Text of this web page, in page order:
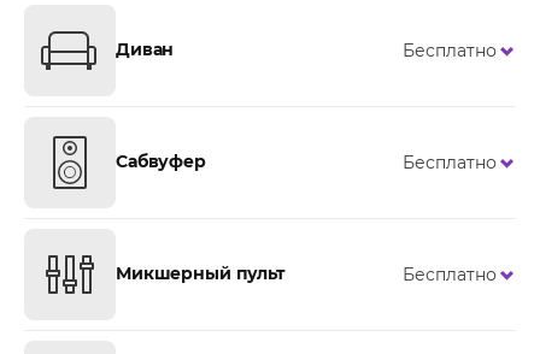
Диван Бесплатно
Сабвуфер Бесплатно
Микшерный пульт Бесплатно